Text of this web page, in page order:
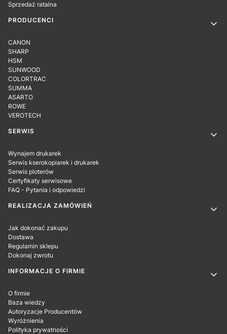
Sprzedaż ratalna
PRODUCENCI
CANON
SHARP
HSM
SUNWOOD
COLORTRAC
SUMMA
ASARTO
ROWE
VEROTECH
SERWIS
Wynajem drukarek
Serwis kserokopiarek i drukarek
Serwis ploterów
Certyfikaty serwisowe
FAQ - Pytania i odpowiedzi
REALIZACJA ZAMÓWIEŃ
Jak dokonać zakupu
Dostawa
Regulamin sklepu
Dokonaj zwrotu
INFORMACJE O FIRMIE
O firmie
Baza wiedzy
Autoryzacje Producentów
Wyróżnienia
Polityka prywatności